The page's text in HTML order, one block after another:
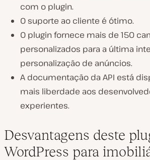
com o plugin.
O suporte ao cliente é ótimo.
O plugin fornece mais de 150
personalizados para a última
personalização de anúncios.
A documentação da API está
mais liberdade aos
experientes.
Desvantagens deste
WordPress para